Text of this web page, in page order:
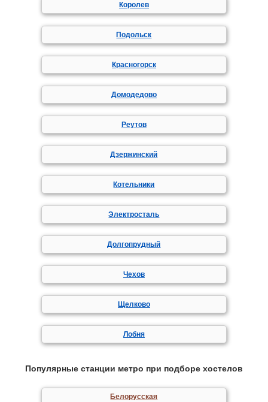
Королев
Подольск
Красногорск
Домодедово
Реутов
Дзержинский
Котельники
Электросталь
Долгопрудный
Чехов
Щелково
Лобня
Популярные станции метро при подборе хостелов
Белорусская